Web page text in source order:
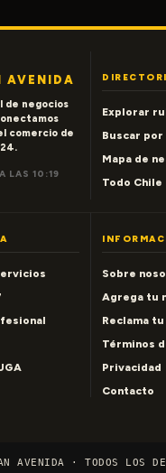
AVENIDA
de negocios
comercio de
LAS 10:19
Explorar
Buscar por
Mapa de
Todo Chile
Sobre
Agrega tu
Reclama
Términos
Privacidad
Contacto
AVENIDA · TODOS LOS